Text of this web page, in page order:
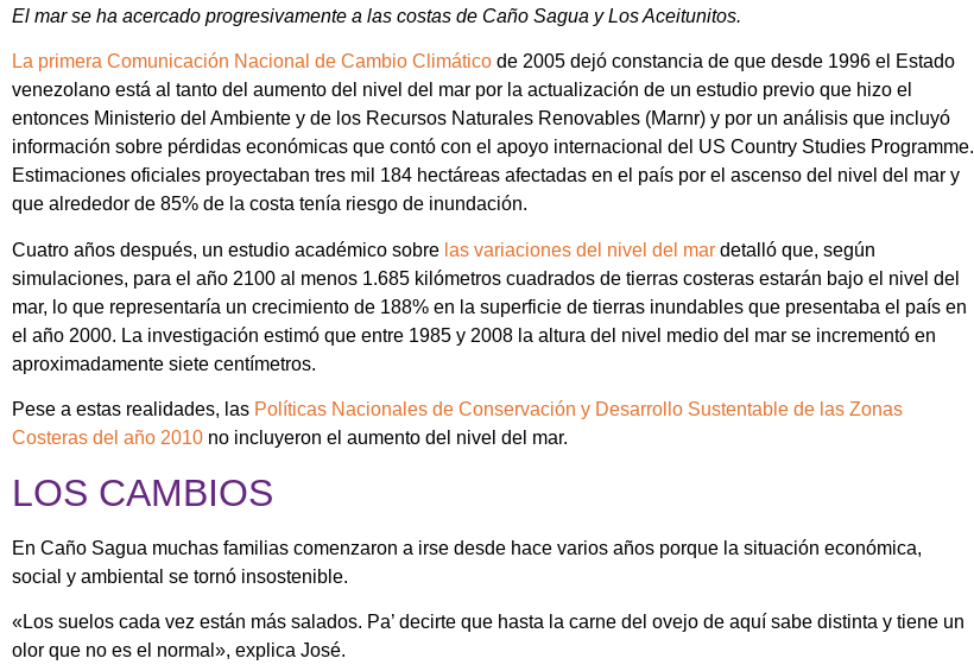
El mar se ha acercado progresivamente a las costas de Caño Sagua y Los Aceitunitos.
La primera Comunicación Nacional de Cambio Climático de 2005 dejó constancia de que desde 1996 el Estado
venezolano está al tanto del aumento del nivel del mar por la actualización de un estudio previo que hizo el
entonces Ministerio del Ambiente y de los Recursos Naturales Renovables (Marnr) y por un análisis que incluyó
información sobre pérdidas económicas que contó con el apoyo internacional del US Country Studies Programme.
Estimaciones oficiales proyectaban tres mil 184 hectáreas afectadas en el país por el ascenso del nivel del mar y
que alrededor de 85% de la costa tenía riesgo de inundación.
Cuatro años después, un estudio académico sobre las variaciones del nivel del mar detalló que, según
simulaciones, para el año 2100 al menos 1.685 kilómetros cuadrados de tierras costeras estarán bajo el nivel del
mar, lo que representaría un crecimiento de 188% en la superficie de tierras inundables que presentaba el país en
el año 2000. La investigación estimó que entre 1985 y 2008 la altura del nivel medio del mar se incrementó en
aproximadamente siete centímetros.
Pese a estas realidades, las Políticas Nacionales de Conservación y Desarrollo Sustentable de las Zonas
Costeras del año 2010 no incluyeron el aumento del nivel del mar.
LOS CAMBIOS
En Caño Sagua muchas familias comenzaron a irse desde hace varios años porque la situación económica,
social y ambiental se tornó insostenible.
«Los suelos cada vez están más salados. Pa’ decirte que hasta la carne del ovejo de aquí sabe distinta y tiene un
olor que no es el normal», explica José.